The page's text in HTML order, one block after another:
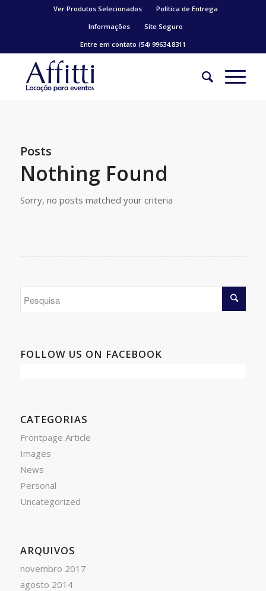
Ver Produtos Selecionados
Política de Entrega
Informações
Site Seguro
Entre em contato (54) 99634.8311
Posts
Nothing Found
Sorry, no posts matched your criteria
FOLLOW US ON FACEBOOK
CATEGORIAS
Frontpage Article
Images
News
Personal
Uncategorized
ARQUIVOS
novembro 2017
agosto 2014